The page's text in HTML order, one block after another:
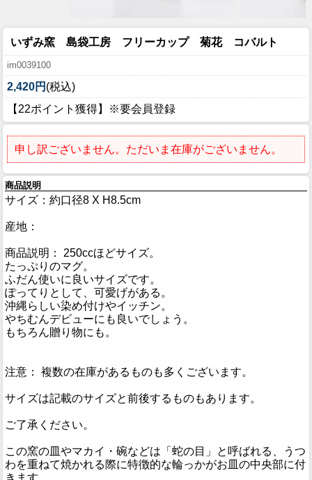
いずみ窯 島袋工房 フリーカップ 菊花 コバルト
im0039100
2,420円 (税込)
【22ポイント獲得】※要会員登録
申し訳ございません。ただいま在庫がございません。
商品説明
サイズ：約口径8 X H8.5cm
産地：
商品説明： 250ccほどサイズ。
たっぷりのマグ。
ふだん使いに良いサイズです。
ぽってりとして、可愛げがある。
沖縄らしい染め付けやイッチン。
やちむんデビューにも良いでしょう。
もちろん贈り物にも。
注意： 複数の在庫があるものも多くございます。
サイズは記載のサイズと前後するものもあります。
ご了承ください。
この窯の皿やマカイ・碗などは「蛇の目」と呼ばれる、うつ
わを重ねて焼かれる際に特徴的な輪っかがお皿の中央部に付